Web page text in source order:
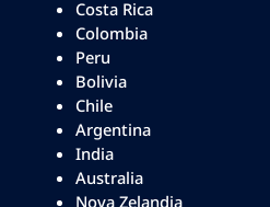
Costa Rica
Colombia
Peru
Bolivia
Chile
Argentina
India
Australia
Nova Zelandia